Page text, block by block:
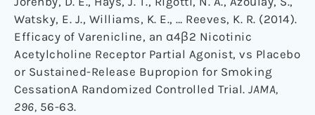
Watsky, E. J., Williams, K. E., … Reeves, K. R. (2014).
Efficacy of Varenicline, an α4β2 Nicotinic
Acetylcholine Receptor Partial Agonist, vs Placebo
or Sustained-Release Bupropion for Smoking
CessationA Randomized Controlled Trial. JAMA,
296, 56-63.